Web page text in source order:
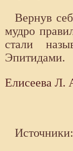
Вернув
мудро
стали
Эпитидами.
Елисеева Л.
Источники: